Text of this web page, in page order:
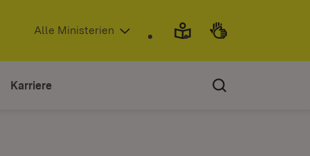
in neuem Fenster)
Alle Ministerien
Karriere